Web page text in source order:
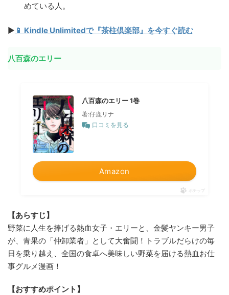
めている人。
▶ 📱 Kindle Unlimitedで『茶柱倶楽部』を今すぐ読む
八百森のエリー
八百森のエリー 1巻
著:仔鹿リナ
口コミを見る
Amazon
ポチップ
【あらすじ】
野菜に人生を捧げる熱血女子・エリーと、金髪ヤンキー男子
が、青果の「仲卸業者」として大奮闘！トラブルだらけの毎
日を乗り越え、全国の食卓へ美味しい野菜を届ける熱血お仕
事グルメ漫画！
【おすすめポイント】